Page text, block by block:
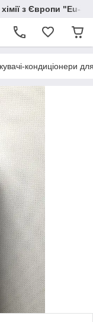
хімії з Європи "Eu-
кондиціонери